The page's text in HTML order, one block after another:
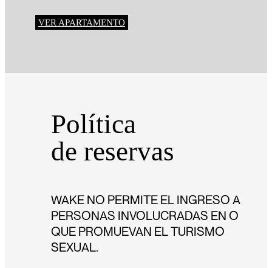
VER APARTAMENTO
Política
de reservas
WAKE NO PERMITE EL INGRESO A
PERSONAS INVOLUCRADAS EN O
QUE PROMUEVAN EL TURISMO
SEXUAL.